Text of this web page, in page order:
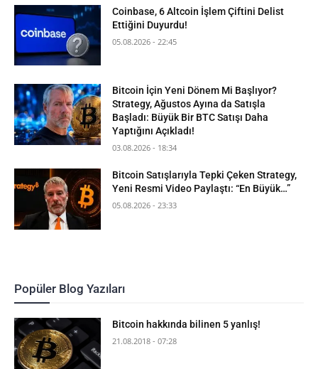
Coinbase, 6 Altcoin İşlem Çiftini Delist
Ettiğini Duyurdu!
05.08.2026 - 22:45
Bitcoin İçin Yeni Dönem Mi Başlıyor?
Strategy, Ağustos Ayına da Satışla
Başladı: Büyük Bir BTC Satışı Daha
Yaptığını Açıkladı!
03.08.2026 - 18:34
Bitcoin Satışlarıyla Tepki Çeken Strategy,
Yeni Resmi Video Paylaştı: “En Büyük…”
05.08.2026 - 23:33
Popüler Blog Yazıları
Bitcoin hakkında bilinen 5 yanlış!
21.08.2018 - 07:28